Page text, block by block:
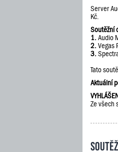
Server
Kč.
Soutěžní
1.Audio
2.Vegas
3.
Tato
Aktuální
Ze všech